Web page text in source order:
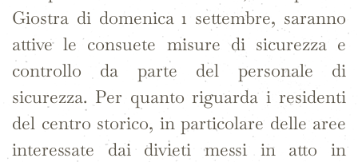
Giostra di domenica 1 settembre, saranno
attive le consuete misure di sicurezza e
controllo da parte del personale di
sicurezza. Per quanto riguarda i residenti
del centro storico, in particolare delle aree
interessate dai divieti messi in atto in